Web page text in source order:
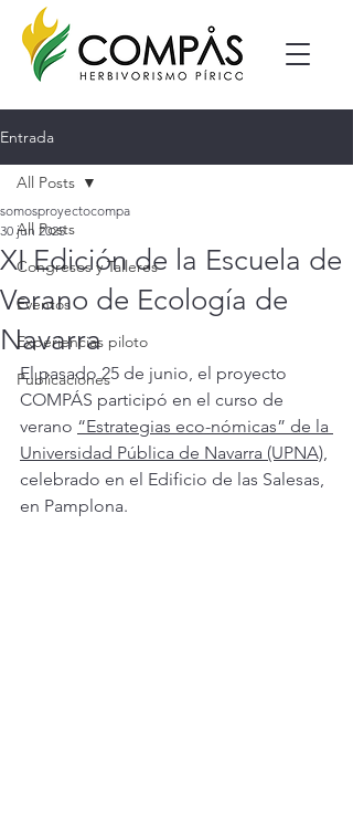
Entrada
All Posts
Congresos y Talleres
Eventos
Experiencias piloto
Publicaciones
All Posts
XI Edición de la Escuela de
Verano de Ecología de
Navarra
somosproyectocompa
30 jun 2025
El pasado 25 de junio, el proyecto
COMPÁS participó en el curso de
verano “Estrategias eco-nómicas” de la
Universidad Pública de Navarra (UPNA),
celebrado en el Edificio de las Salesas,
en Pamplona.